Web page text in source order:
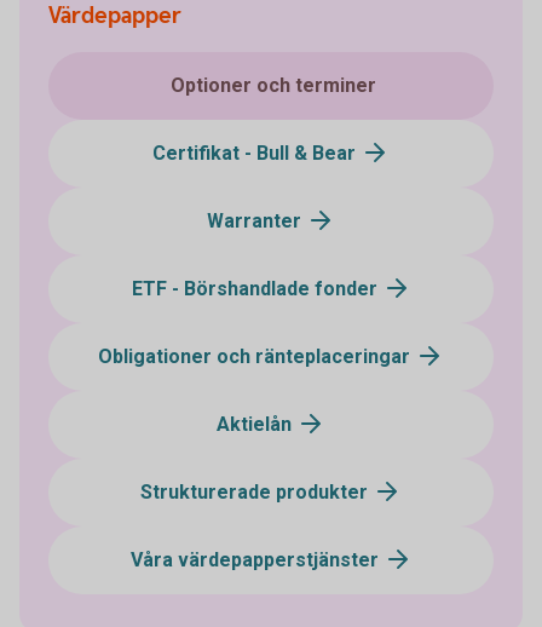
Värdepapper
Optioner och terminer
Certifikat - Bull & Bear
Warranter
ETF - Börshandlade fonder
Obligationer och ränteplaceringar
Aktielån
Strukturerade produkter
Våra värdepapperstjänster